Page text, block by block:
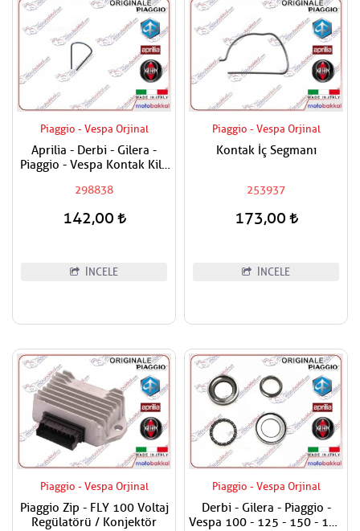
Piaggio - Vespa Orjinal
Aprilia - Derbi - Gilera -
Piaggio - Vespa Kontak Kilit
298838
142,00
İNCELE
Piaggio - Vespa Orjinal
Kontak İç Segmanı
253937
173,00
İNCELE
Piaggio - Vespa Orjinal
Piaggio Zip - FLY 100 Voltaj
Regülatörü / Konjektör
Piaggio - Vespa Orjinal
Derbi - Gilera - Piaggio -
Vespa 100 - 125 - 150 - 180